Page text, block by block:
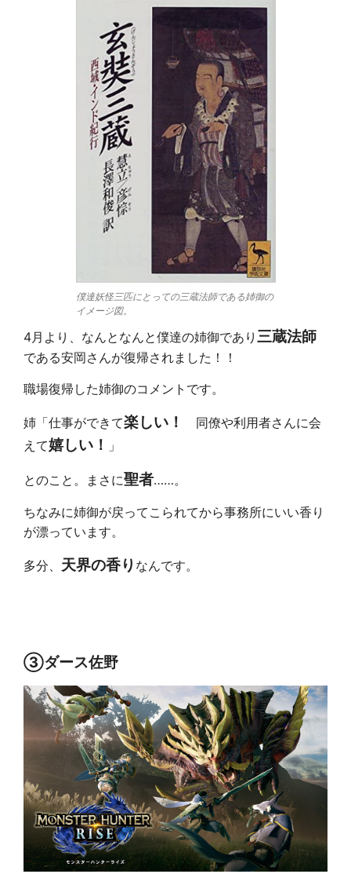
僕達妖怪三匹にとっての三蔵法師である姉御の
イメージ図。
4月より、なんとなんと僕達の姉御であり 三蔵法師
である安岡さんが復帰されました！！
職場復帰した姉御のコメントです。
姉「仕事ができて楽しい！
同僚や利用者さんに会
えて嬉しい！ 」
とのこと。まさに聖者……。
ちなみに姉御が戻ってこられてから事務所にいい香り
が漂っています。
多分、 天界の香り なんです。
③ダース佐野